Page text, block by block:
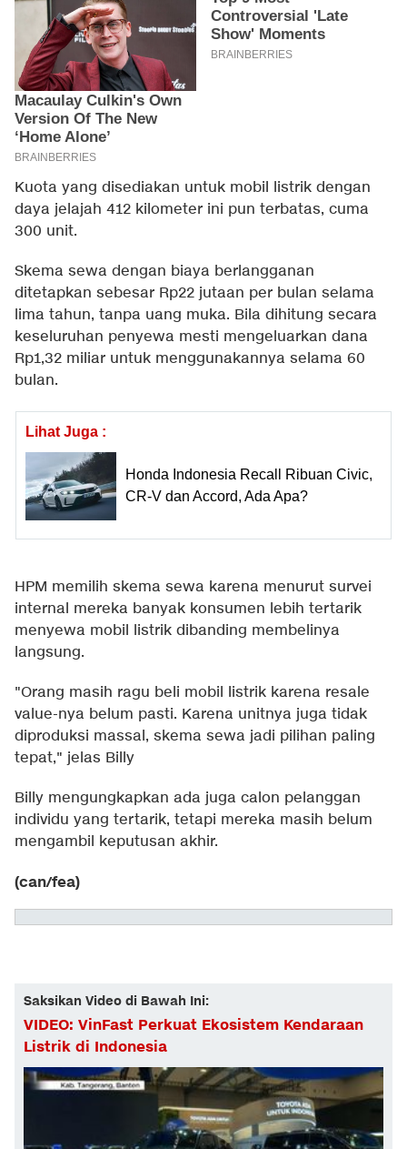
Kuota yang disediakan untuk mobil listrik dengan
daya jelajah 412 kilometer ini pun terbatas, cuma
300 unit.
Skema sewa dengan biaya berlangganan
ditetapkan sebesar Rp22 jutaan per bulan selama
lima tahun, tanpa uang muka. Bila dihitung secara
keseluruhan penyewa mesti mengeluarkan dana
Rp1,32 miliar untuk menggunakannya selama 60
bulan.
Lihat Juga :
Honda Indonesia Recall Ribuan Civic,
CR-V dan Accord, Ada Apa?
HPM memilih skema sewa karena menurut survei
internal mereka banyak konsumen lebih tertarik
menyewa mobil listrik dibanding membelinya
langsung.
"Orang masih ragu beli mobil listrik karena resale
value-nya belum pasti. Karena unitnya juga tidak
diproduksi massal, skema sewa jadi pilihan paling
tepat," jelas Billy
Billy mengungkapkan ada juga calon pelanggan
individu yang tertarik, tetapi mereka masih belum
mengambil keputusan akhir.
(can/fea)
Saksikan Video di Bawah Ini:
VIDEO: VinFast Perkuat Ekosistem Kendaraan
Listrik di Indonesia